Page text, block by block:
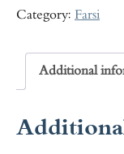
است
Category: Farsi
Additional